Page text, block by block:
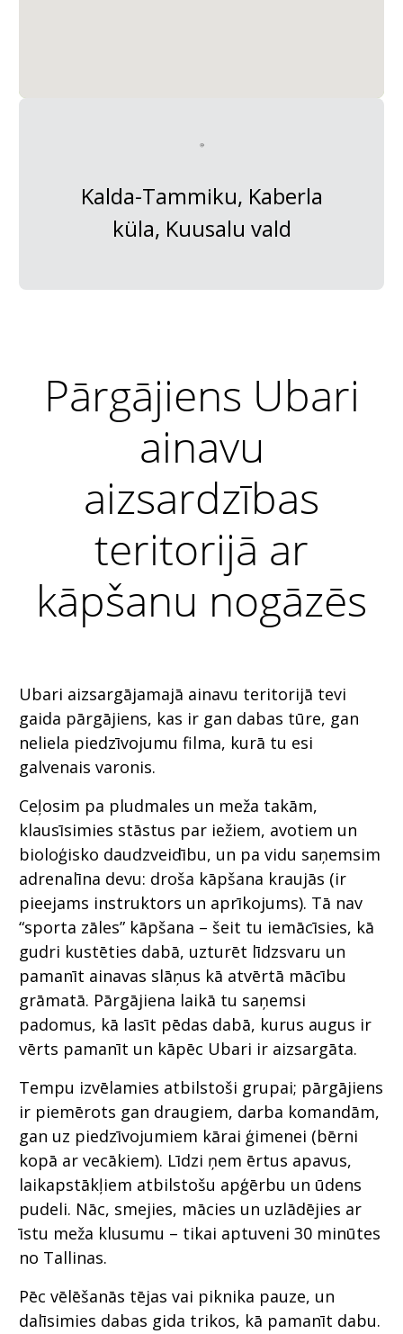
Kalda-Tammiku, Kaberla
küla, Kuusalu vald
Pārgājiens Ubari
ainavu
aizsardzības
teritorijā ar
kāpšanu nogāzēs
Ubari aizsargājamajā ainavu teritorijā tevi
gaida pārgājiens, kas ir gan dabas tūre, gan
neliela piedzīvojumu filma, kurā tu esi
galvenais varonis.
Ceļosim pa pludmales un meža takām,
klausīsimies stāstus par iežiem, avotiem un
bioloģisko daudzveidību, un pa vidu saņemsim
adrenalīna devu: droša kāpšana kraujās (ir
pieejams instruktors un aprīkojums). Tā nav
“sporta zāles” kāpšana – šeit tu iemācīsies, kā
gudri kustēties dabā, uzturēt līdzsvaru un
pamanīt ainavas slāņus kā atvērtā mācību
grāmatā. Pārgājiena laikā tu saņemsi
padomus, kā lasīt pēdas dabā, kurus augus ir
vērts pamanīt un kāpēc Ubari ir aizsargāta.
Tempu izvēlamies atbilstoši grupai; pārgājiens
ir piemērots gan draugiem, darba komandām,
gan uz piedzīvojumiem kārai ģimenei (bērni
kopā ar vecākiem). Līdzi ņem ērtus apavus,
laikapstākļiem atbilstošu apģērbu un ūdens
pudeli. Nāc, smejies, mācies un uzlādējies ar
īstu meža klusumu – tikai aptuveni 30 minūtes
no Tallinas.
Pēc vēlēšanās tējas vai piknika pauze, un
dalīsimies dabas gida trikos, kā pamanīt dabu.